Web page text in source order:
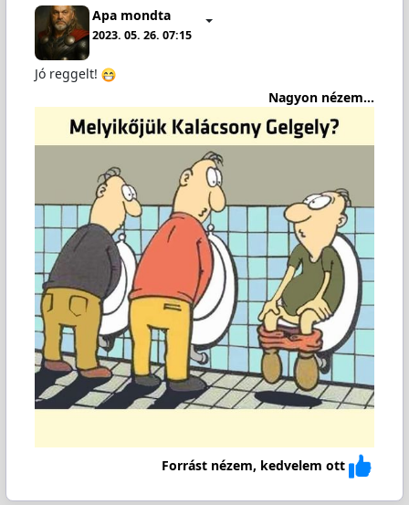
Apa mondta
2023. 05. 26. 07:15
Jó reggelt!
Nagyon nézem...
Forrást nézem, kedvelem ott